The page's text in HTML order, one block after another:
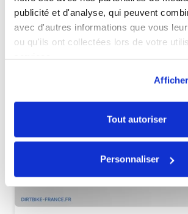
publicité et d'analyse, qui peuvent
avec d'autres informations que vous
ou qu'ils ont collectées lors de votre
Tout autoriser
Personnaliser